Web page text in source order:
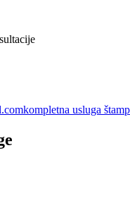
kompletna usluga